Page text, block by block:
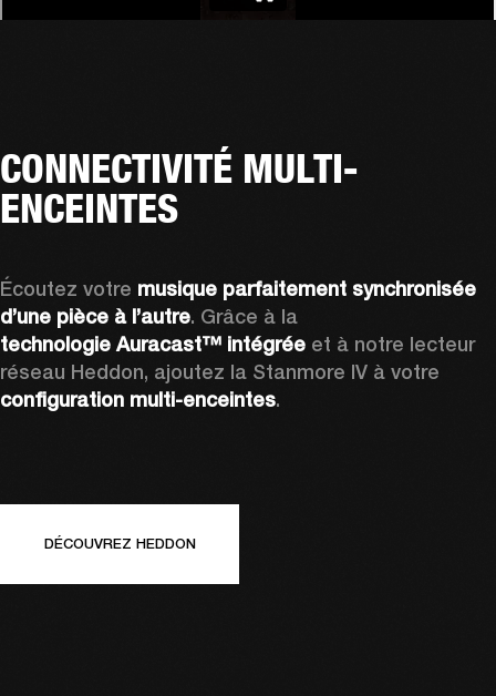
CONNECTIVITÉ MULTI-
ENCEINTES
Écoutez votre musique parfaitement synchronisée
d’une pièce à l’autre
technologie Auracast™ intégrée et à notre lecteur
configuration multi-enceintes.
DÉCOUVREZ HEDDON